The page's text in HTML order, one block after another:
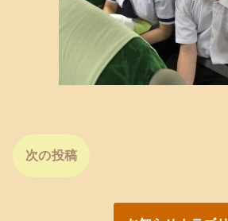
次の投稿